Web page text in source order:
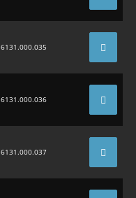
6131.000.035
6131.000.036
6131.000.037